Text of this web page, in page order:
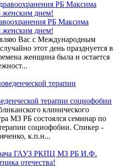
РБ Максима
женским днем!
Вас с Международным
этот день празднуется в
женщина была и остается
терапии социофобии
клинического
МЗ РБ состоялся семинар по
социофобии. Спикер -
к.п.н...